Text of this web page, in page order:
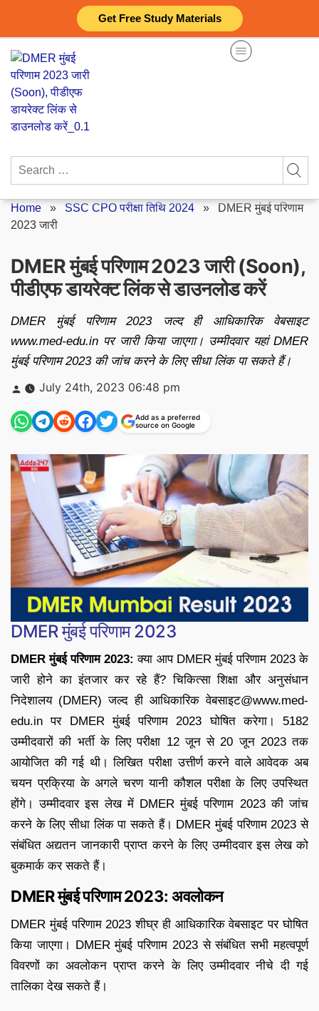
Get Free Study Materials
content
Search
Home » SSC CPO परीक्षा तिथि 2024 » DMER मुंबई परिणाम
2023 जारी
DMER मुंबई परिणाम 2023 जारी (Soon),
पीडीएफ डायरेक्ट लिंक से डाउनलोड करें
DMER मुंबई परिणाम 2023 जल्द ही आधिकारिक वेबसाइट
www.med-edu.in पर जारी किया जाएगा। उम्मीदवार यहां DMER
मुंबई परिणाम 2023 की जांच करने के लिए सीधा लिंक पा सकते हैं।
Posted
by
July 24th, 2023 06:48 pm
Add as a preferred
source on Google
DMER मुंबई परिणाम 2023
DMER मुंबई परिणाम 2023: क्या आप DMER मुंबई परिणाम 2023 के
जारी होने का इंतजार कर रहे हैं? चिकित्सा शिक्षा और अनुसंधान
निदेशालय (DMER) जल्द ही आधिकारिक वेबसाइट@www.med-
edu.in पर DMER मुंबई परिणाम 2023 घोषित करेगा। 5182
उम्मीदवारों की भर्ती के लिए परीक्षा 12 जून से 20 जून 2023 तक
आयोजित की गई थी। लिखित परीक्षा उत्तीर्ण करने वाले आवेदक अब
चयन प्रक्रिया के अगले चरण यानी कौशल परीक्षा के लिए उपस्थित
होंगे। उम्मीदवार इस लेख में DMER मुंबई परिणाम 2023 की जांच
करने के लिए सीधा लिंक पा सकते हैं। DMER मुंबई परिणाम 2023 से
संबंधित अद्यतन जानकारी प्राप्त करने के लिए उम्मीदवार इस लेख को
बुकमार्क कर सकते हैं।
DMER मुंबई परिणाम 2023: अवलोकन
DMER मुंबई परिणाम 2023 शीघ्र ही आधिकारिक वेबसाइट पर घोषित
किया जाएगा। DMER मुंबई परिणाम 2023 से संबंधित सभी महत्वपूर्ण
विवरणों का अवलोकन प्राप्त करने के लिए उम्मीदवार नीचे दी गई
तालिका देख सकते हैं।